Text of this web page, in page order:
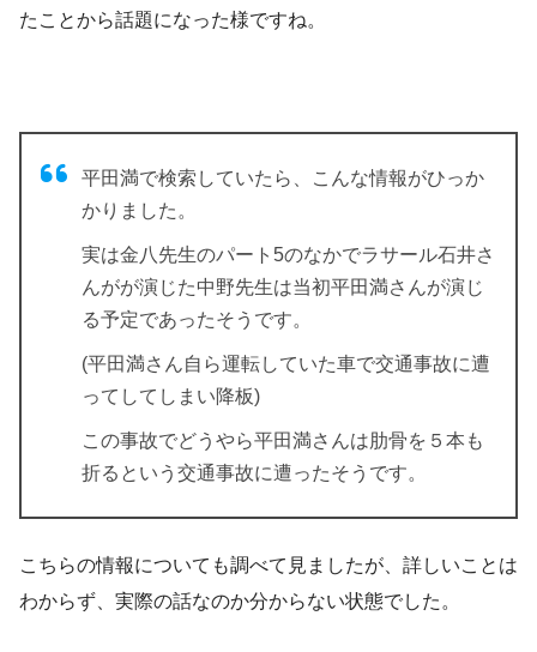
たことから話題になった様ですね。
平田満で検索していたら、こんな情報がひっか
かりました。
実は金八先生のパート5のなかでラサール石井さ
んがが演じた中野先生は当初平田満さんが演じ
る予定であったそうです。
(平田満さん自ら運転していた車で交通事故に遭
ってしてしまい降板)
この事故でどうやら平田満さんは肋骨を５本も
折るという交通事故に遭ったそうです。
こちらの情報についても調べて見ましたが、詳しいことは
わからず、実際の話なのか分からない状態でした。